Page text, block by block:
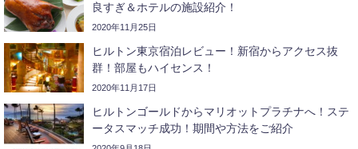
良すぎ＆ホテルの施設紹介！
2020年11月25日
ヒルトン東京宿泊レビュー！新宿からアクセス抜
群！部屋もハイセンス！
2020年11月17日
ヒルトンゴールドからマリオットプラチナへ！ステ
ータスマッチ成功！期間や方法をご紹介